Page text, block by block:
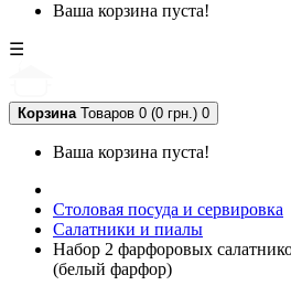
Ваша корзина пуста!
☰
Корзина Товаров 0 (0 грн.) 0
Ваша корзина пуста!
Столовая посуда и сервировка
Салатники и пиалы
Набор 2 фарфоровых
(белый фарфор)